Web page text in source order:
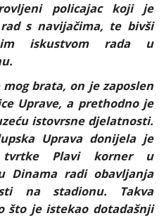
policajac koji je
s navijačima, te bivši
iskustvom rada u
mog brata, on je zaposlen
Uprave, a prethodno je
istovrsne djelatnosti.
Uprava donijela je
Plavi korner u
Dinama radi obavljanja
na stadionu. Takva
što je istekao dotadašnji